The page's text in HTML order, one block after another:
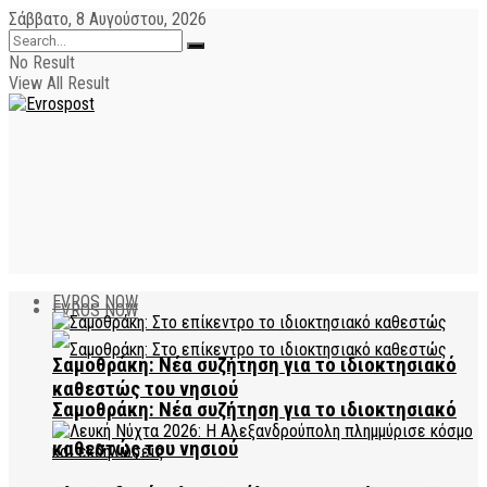
Σάββατο, 8 Αυγούστου, 2026
No Result
View All Result
EVROS NOW
Σαμοθράκη: Νέα συζήτηση για το ιδιοκτησιακό
καθεστώς του νησιού
EVROS NOW
Σαμοθράκη: Νέα συζήτηση για το ιδιοκτησιακό
καθεστώς του νησιού